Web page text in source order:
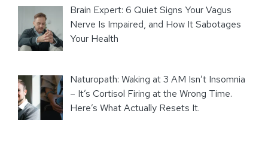
Brain Expert: 6 Quiet Signs Your Vagus
Nerve Is Impaired, and How It Sabotages
Your Health
Naturopath: Waking at 3 AM Isn’t Insomnia
– It’s Cortisol Firing at the Wrong Time.
Here’s What Actually Resets It.